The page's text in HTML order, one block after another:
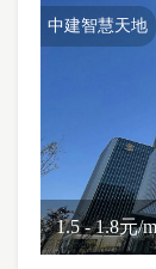
中建智慧天地
1.5 - 1.8元/